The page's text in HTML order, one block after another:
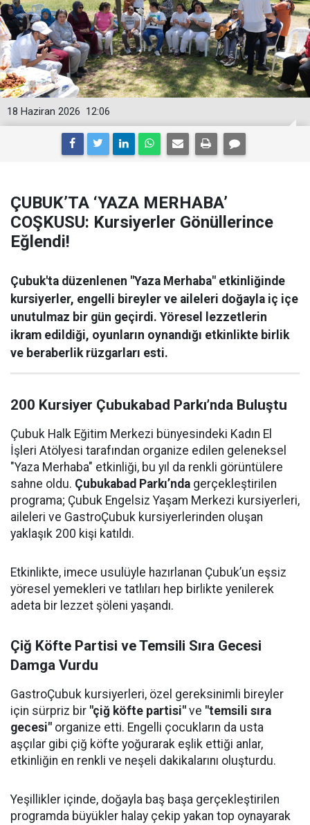
12:06
18 Haziran 2026
ÇUBUK’TA ‘YAZA MERHABA’
COŞKUSU: Kursiyerler Gönüllerince
Eğlendi!
Çubuk'ta düzenlenen "Yaza Merhaba" etkinliğinde
kursiyerler, engelli bireyler ve aileleri doğayla iç içe
unutulmaz bir gün geçirdi. Yöresel lezzetlerin
ikram edildiği, oyunların oynandığı etkinlikte birlik
ve beraberlik rüzgarları esti.
200 Kursiyer Çubukabad Parkı’nda Buluştu
Çubuk Halk Eğitim Merkezi bünyesindeki Kadın El
İşleri Atölyesi tarafından organize edilen geleneksel
"Yaza Merhaba" etkinliği, bu yıl da renkli görüntülere
sahne oldu. Çubukabad Parkı’nda gerçekleştirilen
programa; Çubuk Engelsiz Yaşam Merkezi kursiyerleri,
aileleri ve GastroÇubuk kursiyerlerinden oluşan
yaklaşık 200 kişi katıldı.
Etkinlikte, imece usulüyle hazırlanan Çubuk’un eşsiz
yöresel yemekleri ve tatlıları hep birlikte yenilerek
adeta bir lezzet şöleni yaşandı.
Çiğ Köfte Partisi ve Temsili Sıra Gecesi
Damga Vurdu
GastroÇubuk kursiyerleri, özel gereksinimli bireyler
için sürpriz bir "çiğ köfte partisi" ve "temsili sıra
gecesi" organize etti. Engelli çocukların da usta
aşçılar gibi çiğ köfte yoğurarak eşlik ettiği anlar,
etkinliğin en renkli ve neşeli dakikalarını oluşturdu.
Yeşillikler içinde, doğayla baş başa gerçekleştirilen
programda büyükler halay çekip yakan top oynayarak